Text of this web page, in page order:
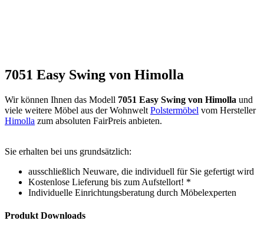
7051 Easy Swing von Himolla
Wir können Ihnen das Modell 7051 Easy Swing von Himolla und
viele weitere Möbel aus der Wohnwelt Polstermöbel vom Hersteller
Himolla zum absoluten FairPreis anbieten.
Sie erhalten bei uns grundsätzlich:
ausschließlich Neuware, die individuell für Sie gefertigt wird
Kostenlose Lieferung bis zum Aufstellort! *
Individuelle Einrichtungsberatung durch Möbelexperten
Produkt Downloads